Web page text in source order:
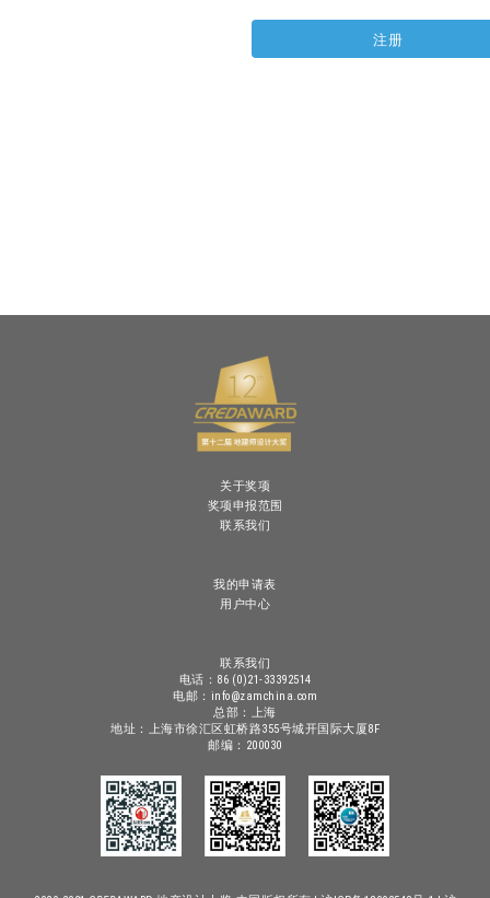
关于奖项
奖项申报范围
联系我们
我的申请表
用户中心
联系我们
电话：86 (0)21-33392514
电邮：info@zamchina.com
总部：上海
地址：上海市徐汇区虹桥路355号城开国际大厦8F
邮编：200030